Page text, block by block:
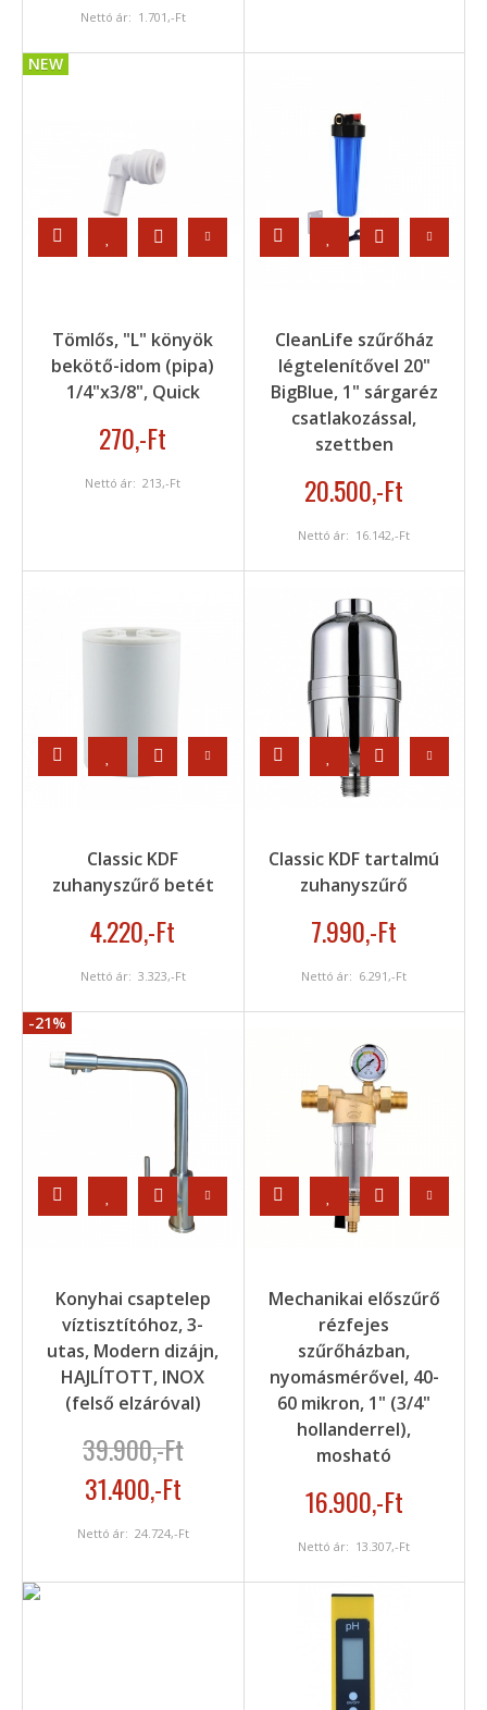
Nettó ár: 1.701 ,-Ft
Tömlős, "L" könyök
bekötő-idom (pipa)
1/4"x3/8", Quick
270,-Ft
Nettó ár:213,-Ft
NEW
CleanLife szűrőház
légtelenítővel 20"
BigBlue, 1" sárgaréz
csatlakozással,
szettben
20.500,-Ft
Nettó ár: 16.142,-Ft
Classic KDF
zuhanyszűrő betét
4.220,-Ft
Nettó ár: 3.323,-Ft
Classic KDF tartalmú
zuhanyszűrő
7.990,-Ft
Nettó ár: 6.291 ,-Ft
Konyhai csaptelep
víztisztítóhoz, 3-
utas, Modern dizájn,
HAJLÍTOTT, INOX
(felső elzáróval)
39.900,-Ft
31.400,-Ft
Nettó ár: 24.724,-Ft
-21%
Mechanikai előszűrő
rézfejes
szűrőházban,
nyomásmérővel, 40-
60 mikron, 1" (3/4"
hollanderrel),
mosható
16.900,-Ft
Nettó ár: 13.307,-Ft